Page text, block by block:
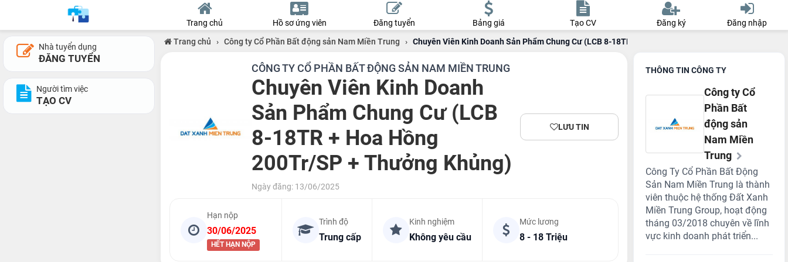
Trang chủ Hồ sơ ứng viên Đăng tuyển Bảng giá Tạo CV Đăng ký Đăng nhập
Nhà tuyển dụng
ĐĂNG TUYỂN
Người tìm việc
TẠO CV
Trang chủ › Công ty Cổ Phần Bất động sản Nam Miền Trung › Chuyên Viên Kinh Doanh Sản Phẩm Chung Cư (LCB 8-18TR + Hoa Hồng 200Tr/SP + Thưởng Khủng)
CÔNG TY CỔ PHẦN BẤT ĐỘNG SẢN NAM MIỀN TRUNG
Chuyên Viên Kinh Doanh
Sản Phẩm Chung Cư (LCB
8-18TR + Hoa Hồng
200Tr/SP + Thưởng Khủng)
Ngày đăng: 13/06/2025
LƯU TIN
Hạn nộp
30/06/2025
HẾT HẠN NỘP
Trình độ
Trung cấp
Kinh nghiệm
Không yêu cầu
Mức lương
8 - 18 Triệu
THÔNG TIN CÔNG TY
Công ty Cổ
Phần Bất
động sản
Nam Miền
Trung
Công Ty Cổ Phần Bất Động
Sản Nam Miền Trung là thành
viên thuộc hệ thống Đất Xanh
Miền Trung Group, hoạt động
tháng 03/2018 chuyên về lĩnh
vực kinh doanh phát triển...